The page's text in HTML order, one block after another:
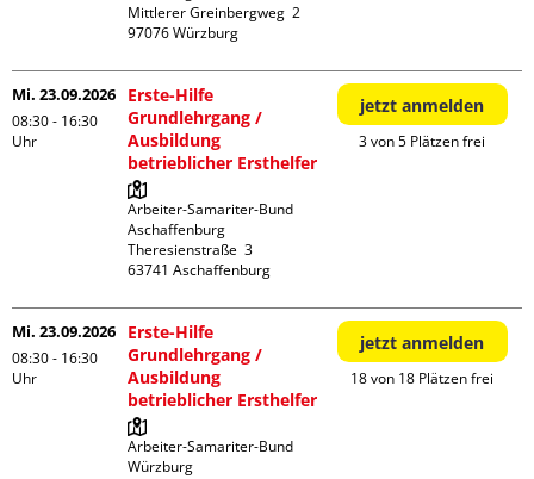
Mittlerer Greinbergweg  2
Mi. 23.09.2026
08:30 - 16:30
Uhr
Erste-Hilfe
Grundlehrgang /
Ausbildung
betrieblicher Ersthelfer
Arbeiter-Samariter-Bund
Aschaffenburg
Theresienstraße  3
jetzt anmelden
3 von 5 Plätzen frei
Mi. 23.09.2026
08:30 - 16:30
Uhr
Erste-Hilfe
Grundlehrgang /
Ausbildung
betrieblicher Ersthelfer
Arbeiter-Samariter-Bund
Würzburg
jetzt anmelden
18 von 18 Plätzen frei